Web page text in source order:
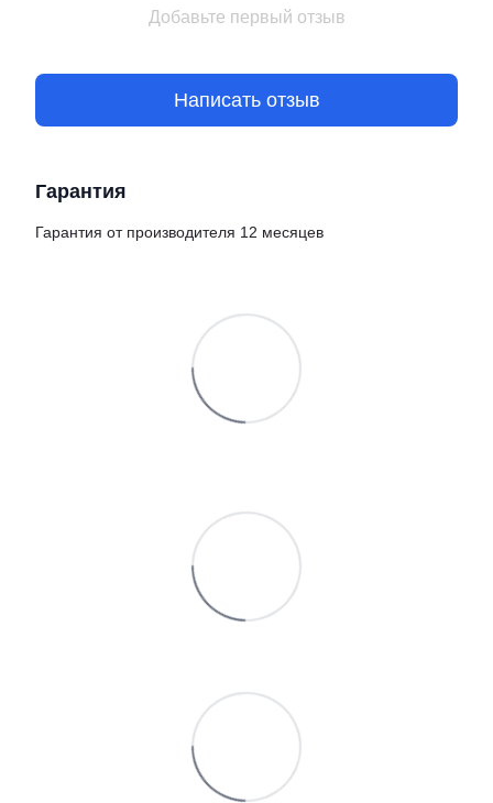
Добавьте первый отзыв
Написать отзыв
Гарантия
Гарантия от производителя 12 месяцев